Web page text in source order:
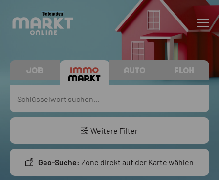
Weitere Filter
Geo-Suche: Zone direkt auf der Karte wählen